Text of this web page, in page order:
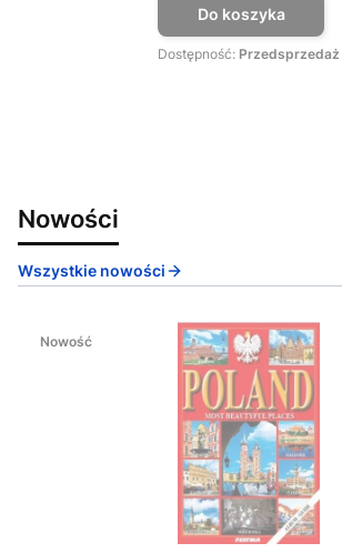
Do koszyka
Dostępność: Przedsprzedaż
Nowości
Wszystkie nowości
Nowość